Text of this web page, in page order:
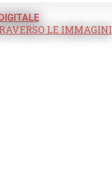
LE IMMAGINI